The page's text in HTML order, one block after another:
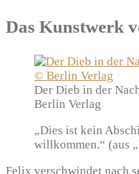
Das Kunstwerk
Der Dieb in der
Berlin Verlag
„Dies ist kein
willkommen.“ (aus
Felix verschwindet nach